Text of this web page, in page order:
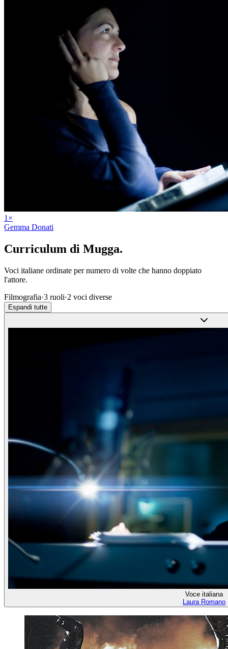
1 ×
Gemma Donati
Curriculum di Mugga.
Voci italiane ordinate per numero di volte che hanno doppiato
l'attore.
Filmografia·3 ruoli·2 voci diverse
Espandi tutte
Voce italiana
Laura Romano